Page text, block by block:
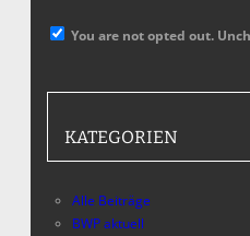
You are not opted out.
KATEGORIEN
Alle Beiträge
BWP aktuell